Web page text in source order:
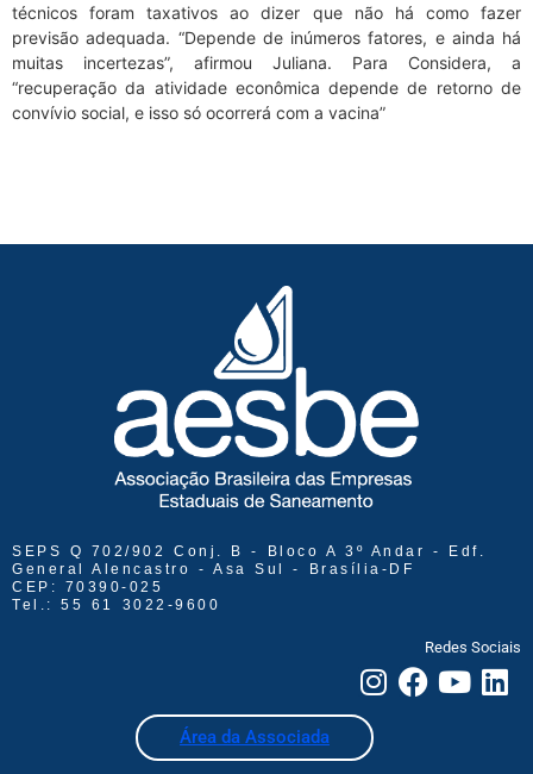
técnicos foram taxativos ao dizer que não há como fazer
previsão adequada. “Depende de inúmeros fatores, e ainda há
muitas incertezas”, afirmou Juliana. Para Considera, a
“recuperação da atividade econômica depende de retorno de
convívio social, e isso só ocorrerá com a vacina”
SEPS Q 702/902 Conj. B - Bloco A 3º Andar - Edf.
General Alencastro - Asa Sul - Brasília-DF
CEP: 70390-025
Tel.: 55 61 3022-9600
Redes Sociais
Área da Associada